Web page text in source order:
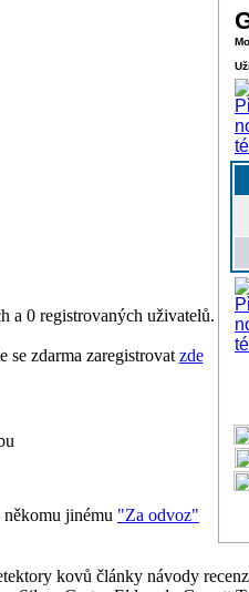
a 0 registrovaných uživatelů.
se zdarma zaregistrovat zde
jinému "Za odvoz"
kovů články návody